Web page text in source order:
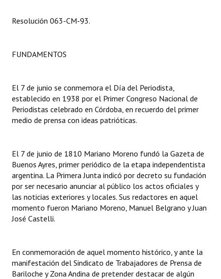
Dictámenes Asesoría Letrada
Informes de Unidad Coordinadora
Actas de Audiencias Públicas
NORMATIVA
Declaraciones
Resoluciones
Resoluciones de Presidencia
INSTITUCIONAL
Noticias Destacadas
Resolución 063-CM-93.
FUNDAMENTOS
El 7 de junio se conmemora el Día del Periodista,
establecido en 1938 por el Primer Congreso Nacional de
Periodistas celebrado en Córdoba, en recuerdo del primer
medio de prensa con ideas patrióticas.
El 7 de junio de 1810 Mariano Moreno fundó la Gazeta de
Buenos Ayres, primer periódico de la etapa independentista
argentina. La Primera Junta indicó por decreto su fundación
por ser necesario anunciar al público los actos oficiales y
las noticias exteriores y locales. Sus redactores en aquel
momento fueron Mariano Moreno, Manuel Belgrano y Juan
José Castelli.
En conmemoración de aquel momento histórico, y ante la
manifestación del Sindicato de Trabajadores de Prensa de
Bariloche y Zona Andina de pretender destacar de algún